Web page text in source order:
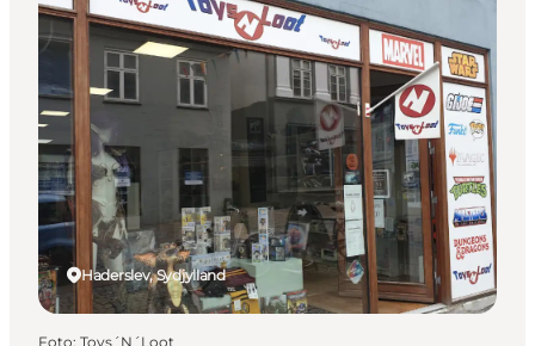
Oplevelser
Byer & Steder
Det sker
Overnatning
Planlæg din ferie
Booking
Haderslev, Sydjylland
Foto: Toys´N´Loot